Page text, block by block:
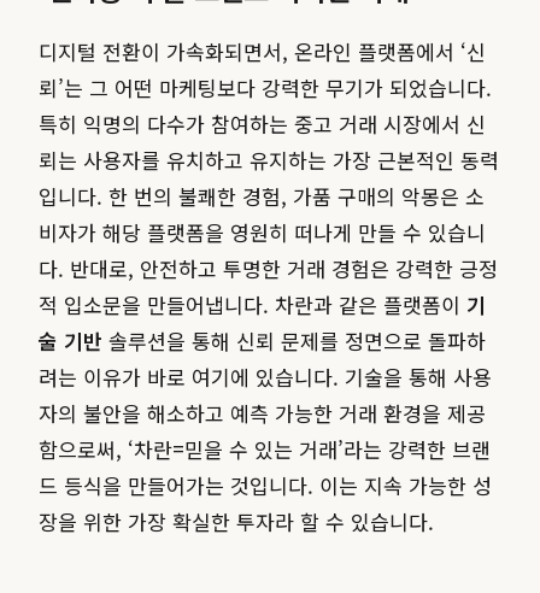
디지털 전환이 가속화되면서, 온라인 플랫폼에서 ‘신
뢰’는 그 어떤 마케팅보다 강력한 무기가 되었습니다.
특히 익명의 다수가 참여하는 중고 거래 시장에서 신
뢰는 사용자를 유치하고 유지하는 가장 근본적인 동력
입니다. 한 번의 불쾌한 경험, 가품 구매의 악몽은 소
비자가 해당 플랫폼을 영원히 떠나게 만들 수 있습니
다. 반대로, 안전하고 투명한 거래 경험은 강력한 긍정
적 입소문을 만들어냅니다. 차란과 같은 플랫폼이 기
술 기반 솔루션을 통해 신뢰 문제를 정면으로 돌파하
려는 이유가 바로 여기에 있습니다. 기술을 통해 사용
자의 불안을 해소하고 예측 가능한 거래 환경을 제공
함으로써, ‘차란=믿을 수 있는 거래’라는 강력한 브랜
드 등식을 만들어가는 것입니다. 이는 지속 가능한 성
장을 위한 가장 확실한 투자라 할 수 있습니다.